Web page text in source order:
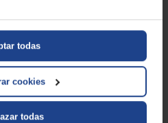
todas
cookies
todas
TRISTAR KA5129